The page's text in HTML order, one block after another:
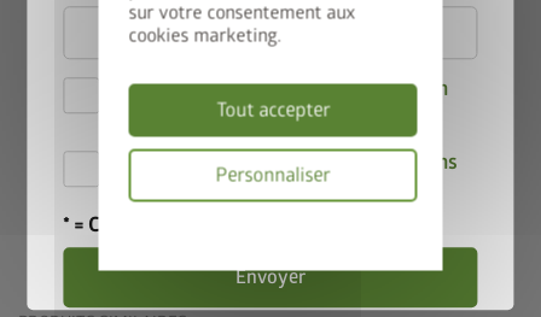
sur votre consentement aux
cookies marketing.
Tout accepter
Personnaliser
confidentialité
Alex Duo avec poubelle basculée dans l'arceau de réception
Je déclare accepter lesDispositions en
matière de confidentialité
Par la présente, j'accepte les
conditions
de participation au concours.
* = Champ obligatoire
Envoyer